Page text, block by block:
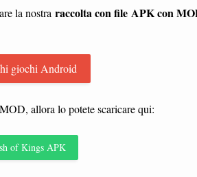
la nostra raccolta con file APK con
giochi Android
allora lo potete scaricare qui:
of Kings APK